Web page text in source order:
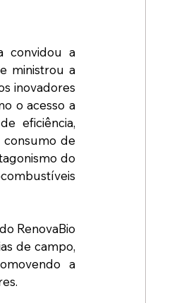
convidou a
ministrou a
inovadores
o acesso a
eficiência,
de
do
RenovaBio
de campo,
a